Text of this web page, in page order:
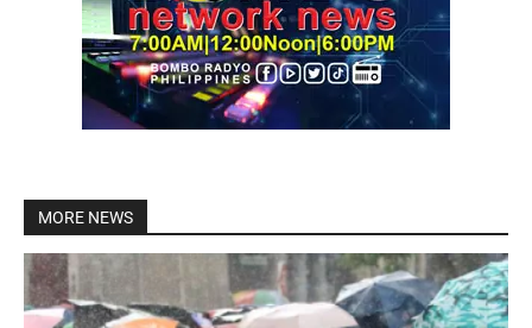
MORE NEWS